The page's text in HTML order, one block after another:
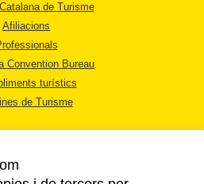
de Turisme
Afiliacions
Convention Bureau
turístics
de Turisme